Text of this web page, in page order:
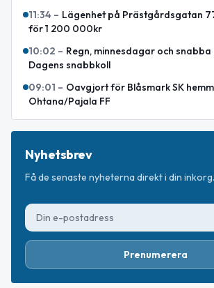
11:34 – Lägenhet på Prästgårdsgatan
för 1 200 000kr
10:02 – Regn, minnesdagar och snabba
Dagens snabbkoll
09:01 – Oavgjort för Blåsmark SK
Ohtana/Pajala FF
Nyhetsbrev
Få de senaste nyheterna direkt i din inkorg.
Prenumerera